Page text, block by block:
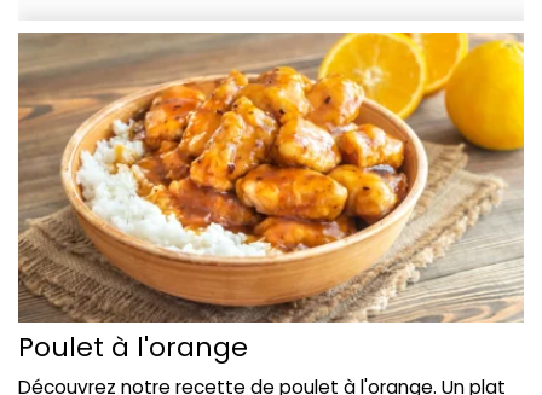
Poulet à l'orange
Découvrez notre recette de poulet à l'orange. Un plat